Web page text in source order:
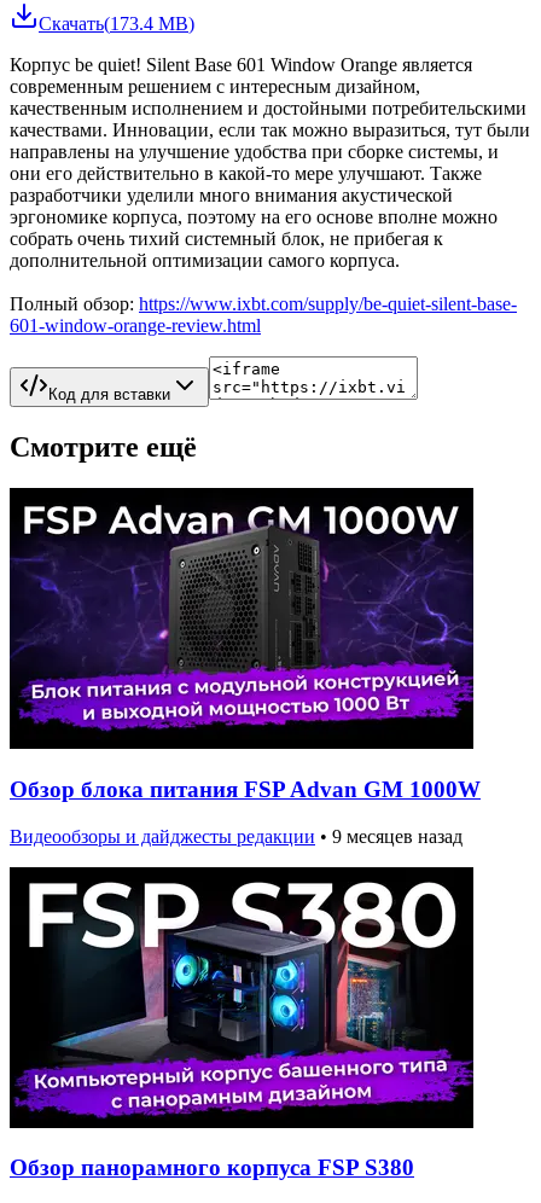
Скачать(173.4 MB)
Корпус be quiet! Silent Base 601 Window Orange является
современным решением с интересным дизайном,
качественным исполнением и достойными потребительскими
качествами. Инновации, если так можно выразиться, тут были
направлены на улучшение удобства при сборке системы, и
они его действительно в какой-то мере улучшают. Также
разработчики уделили много внимания акустической
эргономике корпуса, поэтому на его основе вполне можно
собрать очень тихий системный блок, не прибегая к
дополнительной оптимизации самого корпуса.
Полный обзор: https://www.ixbt.com/supply/be-quiet-silent-base-
601-window-orange-review.html
Код для вставки
Смотрите ещё
Обзор блока питания FSP Advan GM 1000W
Видеообзоры и дайджесты редакции • 9 месяцев назад
Обзор панорамного корпуса FSP S380